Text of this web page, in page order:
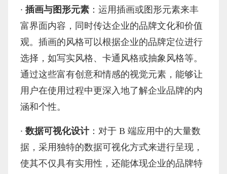
· 插画与图形元素 ：运用插画或图形元素来丰
富界面内容，同时传达企业的品牌文化和价值
观。插画的风格可以根据企业的品牌定位进行
选择，如写实风格、卡通风格或抽象风格等。
通过这些富有创意和情感的视觉元素，能够让
用户在使用过程中更深入地了解企业品牌的内
涵和个性。
· 数据可视化设计：对于 B 端应用中的大量数
据，采用独特的数据可视化方式来进行呈现，
使其不仅具有实用性，还能体现企业的品牌特